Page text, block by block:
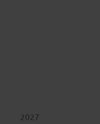
2027